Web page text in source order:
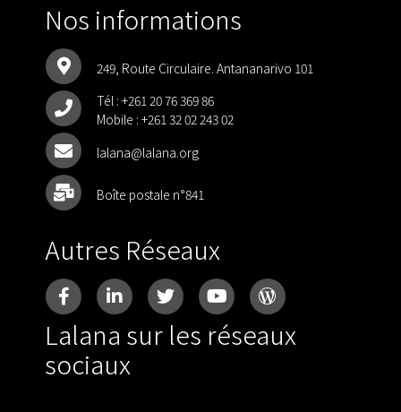
Nos informations
249, Route Circulaire. Antananarivo 101
Tél : +261 20 76 369 86
Mobile : +261 32 02 243 02
lalana@lalana.org
Boîte postale n°841
Autres Réseaux
Lalana sur les réseaux
sociaux